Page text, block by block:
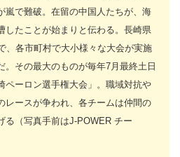
嵐で難破。在留の中国人たちが、海
したことが始まりと伝わる。長崎県
、各市町村で大小様々な大会が実施
。その最大のものが毎年7月最終土日
ペーロン選手権大会」。職域対抗や
レースが争われ、各チームは仲間の
る（写真手前はJ-POWER チー